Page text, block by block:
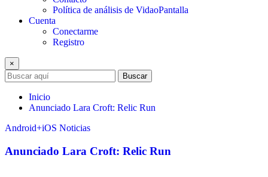
Política de análisis de VidaoPantalla
Cuenta
Conectarme
Registro
×
Buscar
Inicio
Anunciado Lara Croft: Relic Run
Android+iOS Noticias
Anunciado Lara Croft: Relic Run